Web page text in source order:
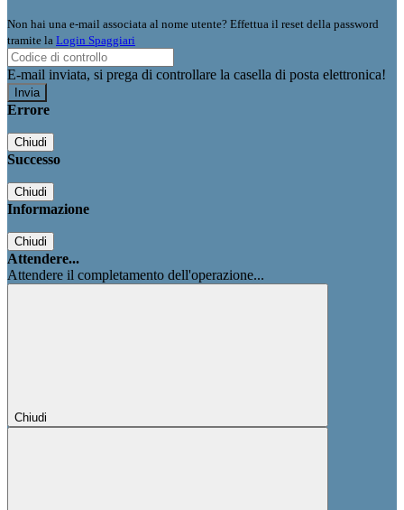
Non hai una e-mail associata al nome utente? Effettua il reset della password
tramite la Login Spaggiari
E-mail inviata, si prega di controllare la casella di posta elettronica!
Errore
Chiudi
Successo
Chiudi
Informazione
Chiudi
Attendere...
Attendere il completamento dell'operazione...
Chiudi